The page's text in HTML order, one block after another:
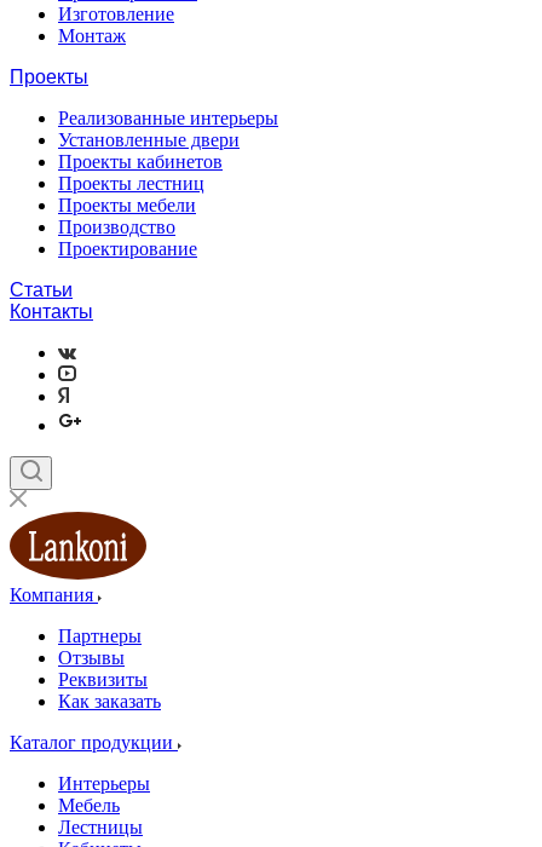
Изготовление
Монтаж
Проекты
Реализованные интерьеры
Установленные двери
Проекты кабинетов
Проекты лестниц
Проекты мебели
Производство
Проектирование
Статьи
Контакты
Компания
Партнеры
Отзывы
Реквизиты
Как заказать
Каталог продукции
Интерьеры
Мебель
Лестницы